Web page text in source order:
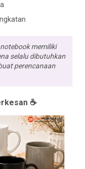
memiliki
selalu dibutuhkan
perencanaan
☕